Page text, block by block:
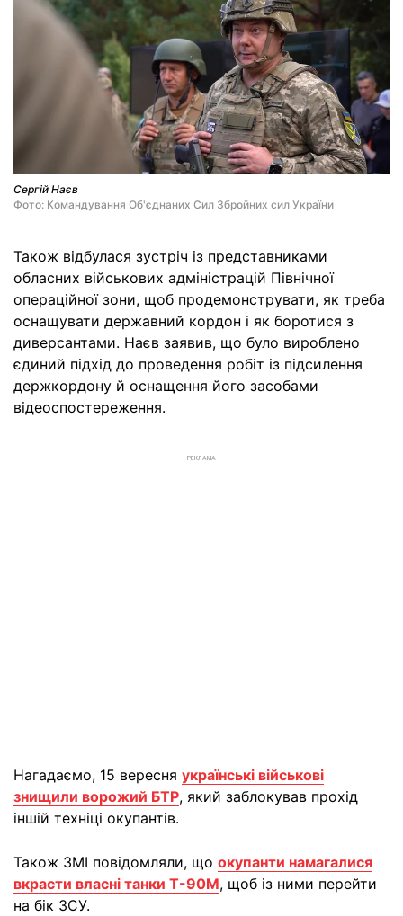
Сергій Наєв
Фото: Командування Об'єднаних Сил Збройних сил України
Також відбулася зустріч із представниками
обласних військових адміністрацій Північної
операційної зони, щоб продемонструвати, як треба
оснащувати державний кордон і як боротися з
диверсантами. Наєв заявив, що було вироблено
єдиний підхід до проведення робіт із підсилення
держкордону й оснащення його засобами
відеоспостереження.
РЕКЛАМА
Нагадаємо, 15 вересня українські військові
знищили ворожий БТР, який заблокував прохід
іншій техніці окупантів.
Також ЗМІ повідомляли, що окупанти намагалися
вкрасти власні танки Т-90М, щоб із ними перейти
на бік ЗСУ.